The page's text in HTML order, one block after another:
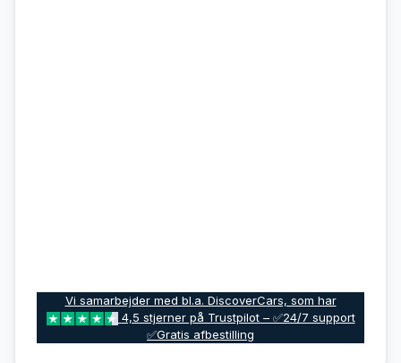
Vi samarbejder med bl.a. DiscoverCars, som har
4,5 stjerner på Trustpilot – ✅24/7 support
✅Gratis afbestilling